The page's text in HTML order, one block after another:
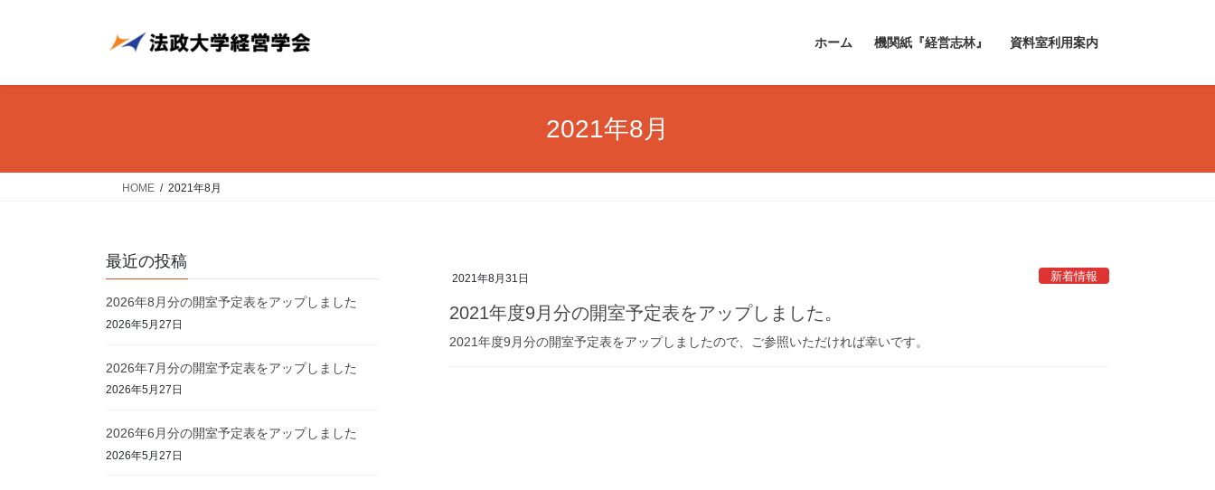
ホーム 機関紙『経営志林』 資料室利用案内
2021年8月
HOME 2021年8月
2021年8月31日 新着情報
2021年度9月分の開室予定表をアップしました。
2021年度9月分の開室予定表をアップしましたので、ご参照いただければ幸いです。
最近の投稿
2026年8月分の開室予定表をアップしました
2026年5月27日
2026年7月分の開室予定表をアップしました
2026年5月27日
2026年6月分の開室予定表をアップしました
2026年5月27日